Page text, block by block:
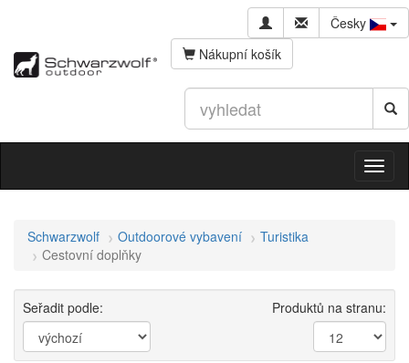
Česky
Nákupní košík
Schwarzwolf Outdoorové vybavení
Turistika
Cestovní doplňky
Seřadit podle: Produktů na stranu: